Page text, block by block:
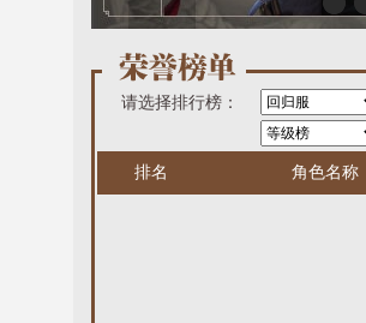
请选择排行榜：
排名 角色名称